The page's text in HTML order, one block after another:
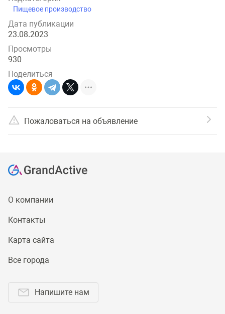
Пищевое производство
Дата публикации
23.08.2023
Просмотры
930
Поделиться
Пожаловаться на объявление
О компании
Контакты
Карта сайта
Все города
Напишите нам